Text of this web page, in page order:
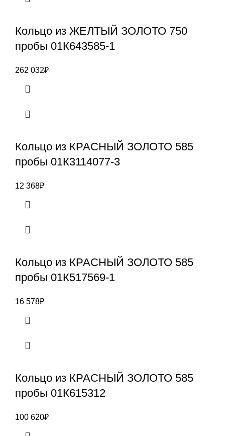
Кольцо из ЖЕЛТЫЙ ЗОЛОТО 750
пробы 01К643585-1
262 032₽
Кольцо из КРАСНЫЙ ЗОЛОТО 585
пробы 01К3114077-3
12 368₽
Кольцо из КРАСНЫЙ ЗОЛОТО 585
пробы 01К517569-1
16 578₽
Кольцо из КРАСНЫЙ ЗОЛОТО 585
пробы 01К615312
100 620₽